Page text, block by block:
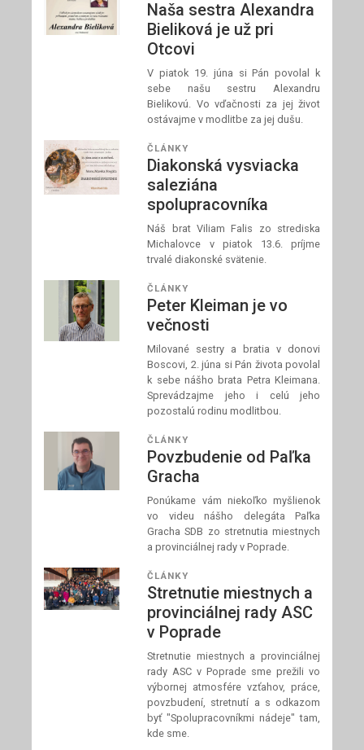
Naša sestra Alexandra
Bieliková je už pri
Otcovi
V piatok 19. júna si Pán povolal k
sebe našu sestru Alexandru
Bielikovú. Vo vďačnosti za jej život
ostávajme v modlitbe za jej dušu.
ČLÁNKY
Diakonská vysviacka
saleziána
spolupracovníka
Náš brat Viliam Falis zo strediska
Michalovce v piatok 13.6. príjme
trvalé diakonské svätenie.
ČLÁNKY
Peter Kleiman je vo
večnosti
Milované sestry a bratia v donovi
Boscovi, 2. júna si Pán života povolal
k sebe nášho brata Petra Kleimana.
Sprevádzajme jeho i celú jeho
pozostalú rodinu modlitbou.
ČLÁNKY
Povzbudenie od Paľka
Gracha
Ponúkame vám niekoľko myšlienok
vo videu nášho delegáta Paľka
Gracha SDB zo stretnutia miestnych
a provinciálnej rady v Poprade.
ČLÁNKY
Stretnutie miestnych a
provinciálnej rady ASC
v Poprade
Stretnutie miestnych a provinciálnej
rady ASC v Poprade sme prežili vo
výbornej atmosfére vzťahov, práce,
povzbudení, stretnutí a s odkazom
byť "Spolupracovníkmi nádeje" tam,
kde sme.